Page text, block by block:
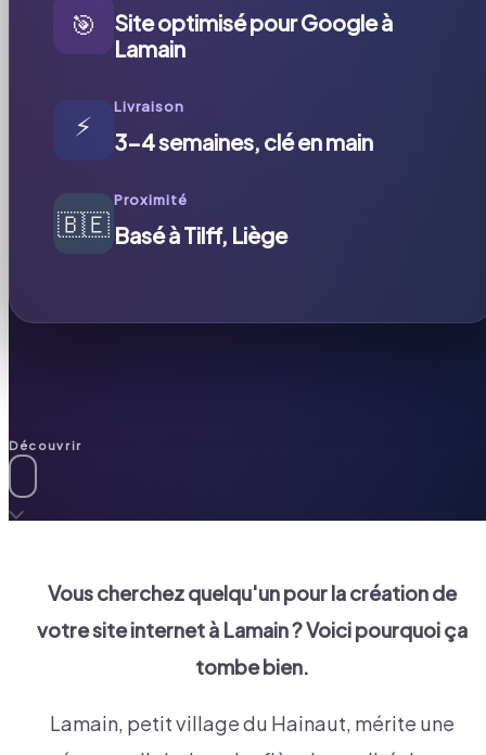
🎯
Site optimisé pour Google à
Lamain
⚡
Livraison
3-4 semaines, clé en main
🇧🇪
Proximité
Basé à Tilff, Liège
Découvrir
Vous cherchez quelqu'un pour la création de
votre site internet à Lamain? Voici pourquoi ça
tombe bien.
Lamain, petit village du Hainaut, mérite une